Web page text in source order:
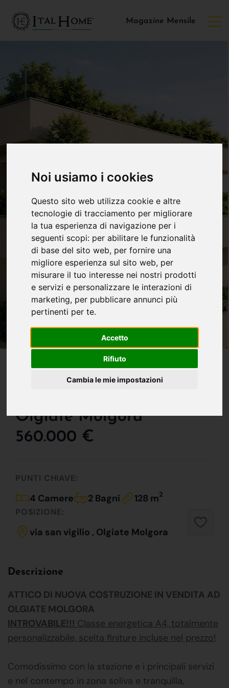
Noi usiamo i cookies
Questo sito web utilizza cookie e altre
tecnologie di tracciamento per migliorare
la tua esperienza di navigazione per i
seguenti scopi: per abilitare le funzionalità
di base del sito web, per fornire una
migliore esperienza sul sito web, per
misurare il tuo interesse nei nostri prodotti
e servizi e personalizzare le interazioni di
marketing, per pubblicare annunci più
pertinenti per te.
Accetto
Rifiuto
Cambia le mie impostazioni
Magazine Mensile
Attico Di Nuova
Olgiate Molgora
560.000 €
PUNTI CHIAVE:
4 Camere 2 Bagni 128 m2
POSIZIONE:
via san vigilio , Olgiate Molgora
Descrizione
ATTICO DI NUOVA COSTRUZIONE IN VENDITA AD
OLGIATE MOLGORA
INTROVABILE!!! Classe energetica A4, totalmente
personalizzabile, scelta finiture incluse nel prezzo!
Comodissimo con la stazione e i principali servizi
e nel contempo in zona soliva e tranquilla,